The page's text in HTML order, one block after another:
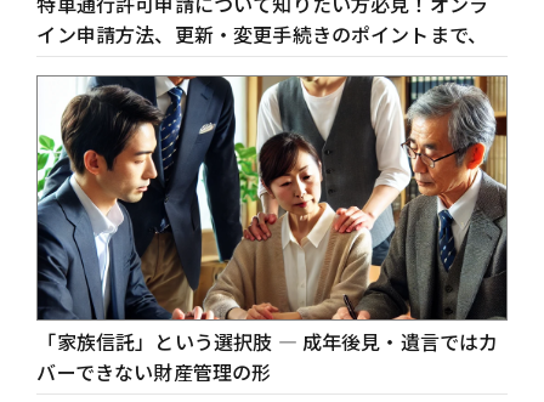
イン申請方法、更新・変更手続きのポイントまで、
「家族信託」という選択肢 ― 成年後見・遺言ではカ
バーできない財産管理の形